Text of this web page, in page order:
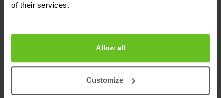
of their services.
Allow all
Customize
verschillende omgevingen. Terwijl we het digitale